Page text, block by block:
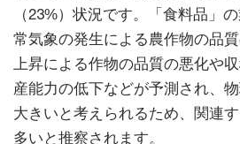
（23%）状況です。「食料品」
常気象の発生による農作物の品
上昇による作物の品質の悪化や
産能力の低下などが予測され、
大きいと考えられるため、関連
多いと推察されます。